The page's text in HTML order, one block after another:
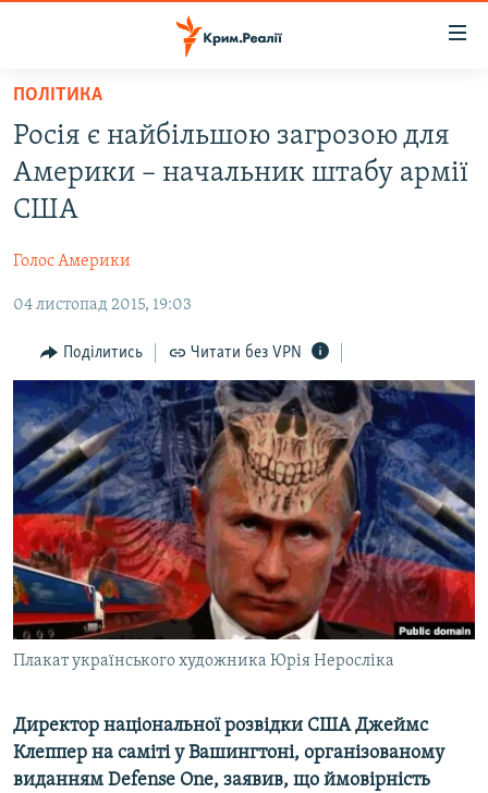
Перейти
основного
матеріалу
Перейти
до
основної
Перейти
пошуку
ВІДЕО ТА ФОТО
БЛОГИ
ПОГЛЯД
ІНТЕРВ'Ю
ВСЕ ЗА ДЕНЬ
СПЕЦПРОЕКТИ
ДЕПОРТАЦІЯ
ВІДЕОУРОКИ «ELIFBE»
СВІДЧЕННЯ ОКУПАЦІЇ
УКРАЇНСЬКА ПРОБЛЕМА КРИМУ
ІНФОГРАФІКА
ЯК ОБІЙТИ БЛОКУВАННЯ
Русский
Qırımtatar
ДОЛУЧАЙСЯ!
Усі сайти RFE/RL
ПОЛІТИКА
Росія є найбільшою загрозою для
Америки – начальник штабу армії
США
Голос Америки
04 листопад 2015, 19:03
Поділитись Читати без VPN
Плакат українського художника Юрія Неросліка
Директор національної розвідки США Джеймс
Клеппер на саміті у Вашингтоні, організованому
виданням Defense One, заявив, що ймовірність